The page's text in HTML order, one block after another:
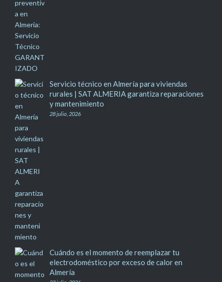
Servicio técnico en Almería para viviendas
rurales | SAT ALMERIA garantiza reparaciones
y mantenimiento
28 julio, 2026
Cuándo es el momento de reemplazar tu
electrodoméstico por exceso de calor en
Almería